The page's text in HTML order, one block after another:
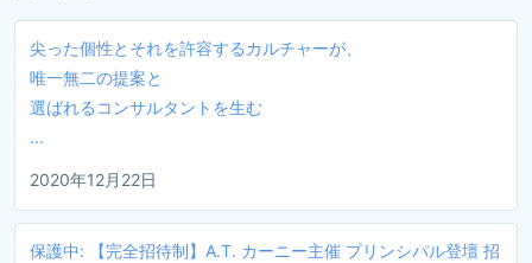
尖った個性とそれを許容するカルチャーが、
唯一無二の提案と
選ばれるコンサルタントを生む
...
2020年12月22日
保護中: 【完全招待制】A.T. カーニー主催 プリンシパル登壇 招